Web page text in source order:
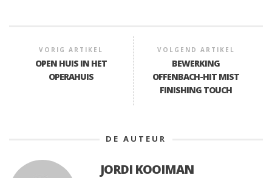
VORIG ARTIKEL
OPEN HUIS IN HET
OPERAHUIS
VOLGEND ARTIKEL
BEWERKING
OFFENBACH-HIT MIST
FINISHING TOUCH
DE AUTEUR
JORDI KOOIMAN